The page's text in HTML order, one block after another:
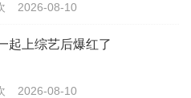
2026-08-10
起上综艺后爆红了
2026-08-10